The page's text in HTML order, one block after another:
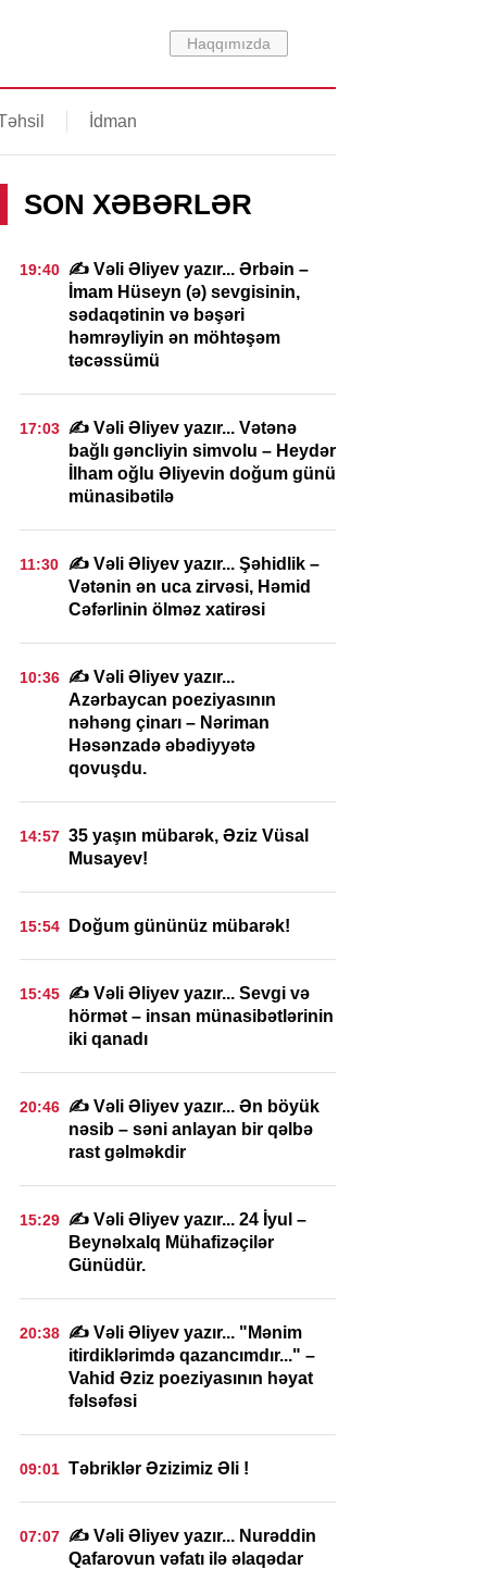
Haqqımızda
İdman
SON XƏBƏRLƏR
19:40 ✍️ Vəli Əliyev yazır... Ərbəin –
İmam Hüseyn (ə) sevgisinin,
sədaqətinin və bəşəri
həmrəyliyin ən möhtəşəm
təcəssümü
17:03 ✍️ Vəli Əliyev yazır... Vətənə
bağlı gəncliyin simvolu – Heydər
İlham oğlu Əliyevin doğum günü
münasibətilə
11:30
✍️ Vəli Əliyev yazır... Şəhidlik –
Vətənin ən uca zirvəsi, Həmid
Cəfərlinin ölməz xatirəsi
10:36 ✍️ Vəli Əliyev yazır...
Azərbaycan poeziyasının
nəhəng çinarı – Nəriman
Həsənzadə əbədiyyətə
qovuşdu.
14:57 35 yaşın mübarək, Əziz Vüsal
Musayev!
15:54 Doğum gününüz mübarək!
15:45 ✍️ Vəli Əliyev yazır... Sevgi və
hörmət – insan münasibətlərinin
iki qanadı
20:46 ✍️ Vəli Əliyev yazır... Ən böyük
nəsib – səni anlayan bir qəlbə
rast gəlməkdir
15:29 ✍️ Vəli Əliyev yazır... 24 İyul –
Beynəlxalq Mühafizəçilər
Günüdür.
20:38 ✍️ Vəli Əliyev yazır... "Mənim
itirdiklərimdə qazancımdır..." –
Vahid Əziz poeziyasının həyat
fəlsəfəsi
09:01 Təbriklər Əzizimiz Əli !
07:07 ✍️ Vəli Əliyev yazır... Nurəddin
Qafarovun vəfatı ilə əlaqədar